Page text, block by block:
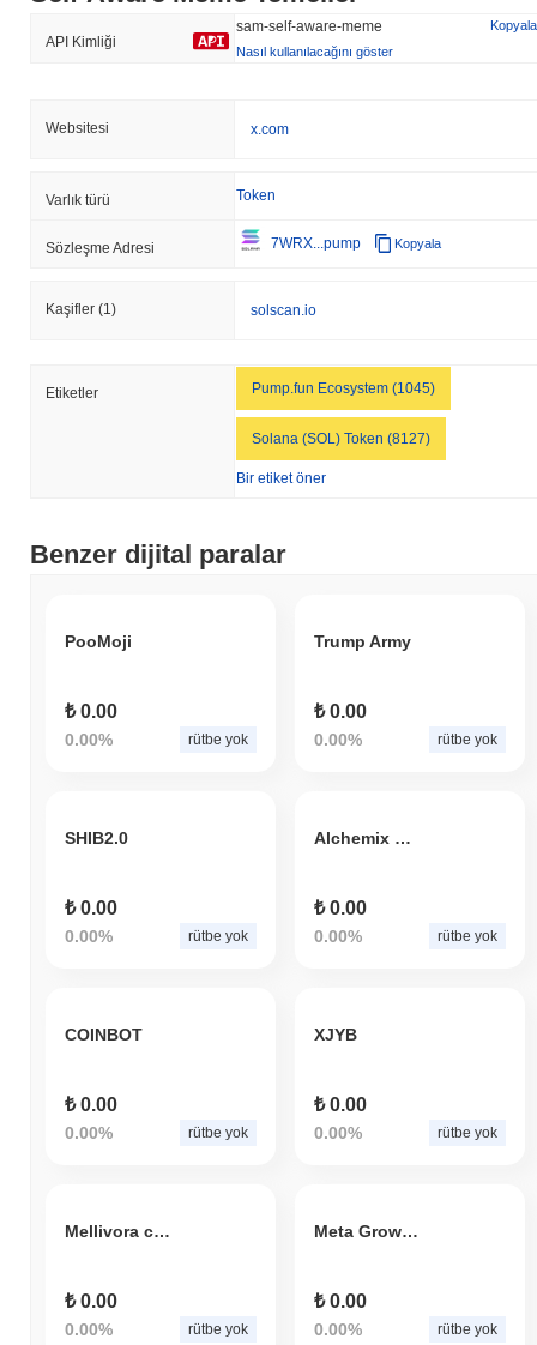
API Kimliği
sam-self-aware-meme
Kopyala
Nasıl kullanılacağını göster
Websitesi x.com
Varlık türü Token
Sözleşme Adresi 7WRX...pump Kopyala
Kaşifler (1) solscan.io
Etiketler Pump.fun Ecosystem (1045)
Solana (SOL) Token (8127)
Bir etiket öner
Benzer dijital paralar
PooMoji
₺ 0.00
0.00% rütbe yok
Trump Army
₺ 0.00
0.00% rütbe yok
SHIB2.0
₺ 0.00
0.00% rütbe yok
Alchemix BNB
₺ 0.00
0.00% rütbe yok
COINBOT
₺ 0.00
0.00% rütbe yok
XJYB
₺ 0.00
0.00% rütbe yok
Mellivora capensis
₺ 0.00
0.00% rütbe yok
Meta Grow V2
₺ 0.00
0.00% rütbe yok